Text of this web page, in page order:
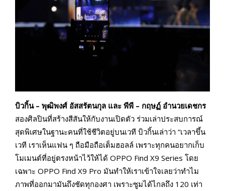
บิวกิ้น – พุฒิพงศ์ อัสสรัตนกุล และ พีพี – กฤษฏ์ อำนวยเดชกร
สองศิลปินที่สร้างสีสันให้กับงานเปิดตัว ร่วมเล่าประสบการณ์
สุดพิเศษในฐานะคนที่ใช้ชีวิตอยู่บนเวที บิวกิ้นเล่าว่า “เวลาขึ้น
เวที เราเห็นแฟน ๆ ถือมือถือเต็มฮอลล์ เพราะทุกคนอยากเก็บ
โมเมนต์ที่อยู่ตรงหน้าไว้ให้ได้ OPPO Find X9 Series โดย
เฉพาะ OPPO Find X9 Pro มันทำให้เราเข้าใจเลยว่าทำไม
ภาพที่ออกมามันถึงชัดทุกองศา เพราะซูมได้ไกลถึง 120 เท่า